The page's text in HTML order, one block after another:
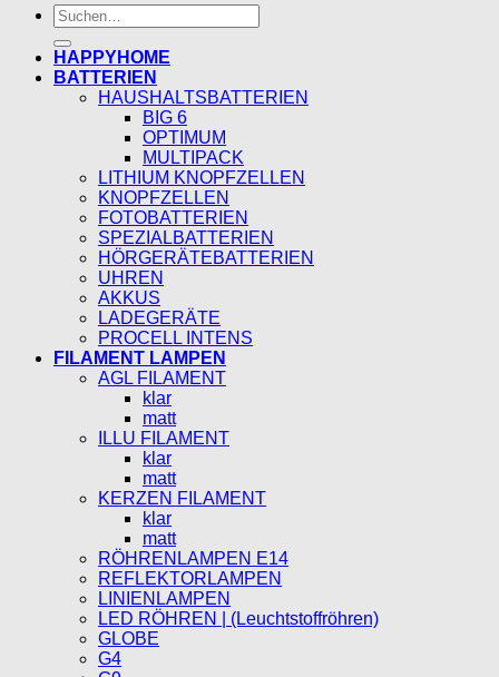
Suchen
nach:
HAPPYHOME
BATTERIEN
HAUSHALTSBATTERIEN
BIG 6
OPTIMUM
MULTIPACK
LITHIUM KNOPFZELLEN
KNOPFZELLEN
FOTOBATTERIEN
SPEZIALBATTERIEN
HÖRGERÄTEBATTERIEN
UHREN
AKKUS
LADEGERÄTE
PROCELL INTENS
FILAMENT LAMPEN
AGL FILAMENT
klar
matt
ILLU FILAMENT
klar
matt
KERZEN FILAMENT
klar
matt
RÖHRENLAMPEN E14
REFLEKTORLAMPEN
LINIENLAMPEN
LED RÖHREN | (Leuchtstoffröhren)
GLOBE
G4